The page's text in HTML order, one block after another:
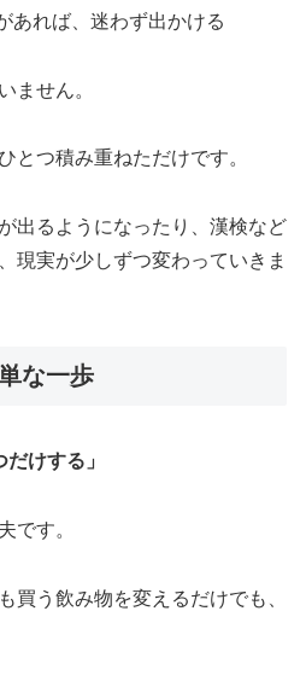
あれば、迷わず出かける
ません。
とつ積み重ねただけです。
出るようになったり、漢検など
現実が少しずつ変わっていきま
な一歩
けする」
です。
買う飲み物を変えるだけでも、